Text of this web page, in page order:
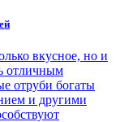
вкусное, но и
отличным
отруби богаты
и другими